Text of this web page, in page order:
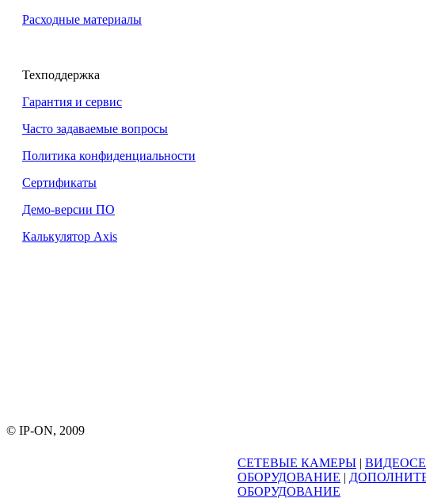
Расходные материалы
Техподдержка
Гарантия и сервис
Часто задаваемые вопросы
Политика конфиденциальности
Сертификаты
Демо-версии ПО
Калькулятор Axis
© IP-ON, 2009
СЕТЕВЫЕ КАМЕРЫ |
ОБОРУДОВАНИЕ |
ОБОРУДОВАНИЕ